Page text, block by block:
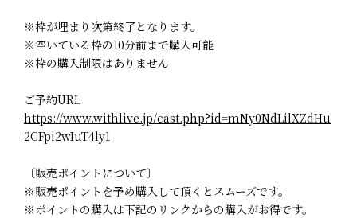
※枠が埋まり次第終了となります。
※空いている枠の10分前まで購入可能
※枠の購入制限はありません
ご予約URL
https://www.withlive.jp/cast.php?id=mNy0NdLilXZdHu
2CFpi2wIuT4ly1
〔販売ポイントについて〕
※販売ポイントを予め購入して頂くとスムーズです。
※ポイントの購入は下記のリンクからの購入がお得です。